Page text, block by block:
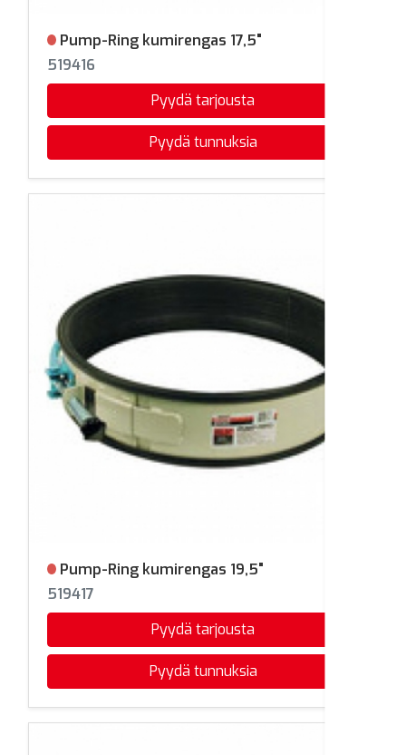
Ei varastossa
Pump-Ring kumirengas 17,5"
519416
Pyydä tarjousta
Pyydä tunnuksia
Ei varastossa
Pump-Ring kumirengas 19,5"
519417
Pyydä tarjousta
Pyydä tunnuksia